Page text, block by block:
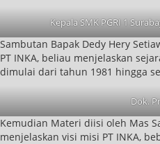
Kepala SMK PGRI 1
Sambutan Bapak Dedy Hery
PT INKA, beliau menjelaskan
dimulai dari tahun 1981 hingga
Dok.
Kemudian Materi diisi oleh Mas
menjelaskan visi misi PT INKA,